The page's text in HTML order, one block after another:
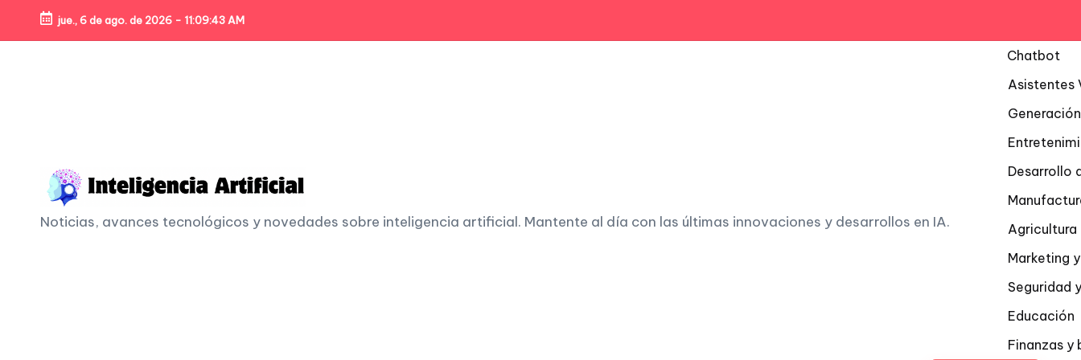
Skip
jue., 6 de ago. de 2026 - 11:09:45 AM
I
Noticias, avances tecnológicos y novedades sobre inteligencia artificial. Mantente al día con las últimas innovaciones y desarrollos en IA.
Chatbot
Asistentes
Desarrollo
Agricultura
Marketing
Seguridad
Educación
Finanzas y